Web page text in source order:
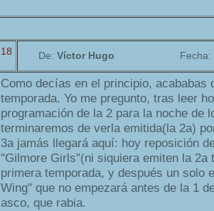
18 De: Víctor Hugo Fecha:
Como decías en el principio, acababas
temporada. Yo me pregunto, tras leer
programación de la 2 para la noche de
terminaremos de verla emitida(la 2a)
3a jamás llegará aquí: hoy reposición
"Gilmore Girls"(ni siquiera emiten la 2a
primera temporada, y después un solo
Wing" que no empezará antes de la 1
asco, que rabia.